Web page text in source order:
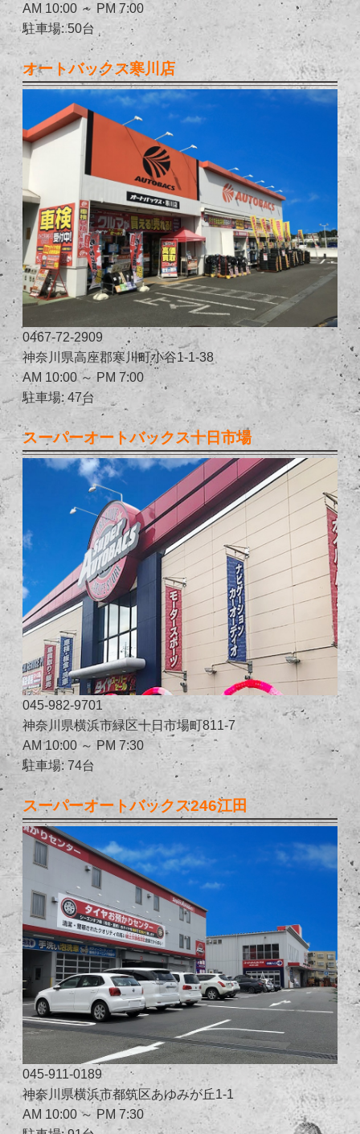
AM 10:00 ～ PM 7:00
駐車場: 50台
オートバックス寒川店
0467-72-2909
神奈川県高座郡寒川町小谷1-1-38
AM 10:00 ～ PM 7:00
駐車場: 47台
スーパーオートバックス十日市場
045-982-9701
神奈川県横浜市緑区十日市場町811-7
AM 10:00 ～ PM 7:30
駐車場: 74台
スーパーオートバックス246江田
045-911-0189
神奈川県横浜市都筑区あゆみが丘1-1
AM 10:00 ～ PM 7:30